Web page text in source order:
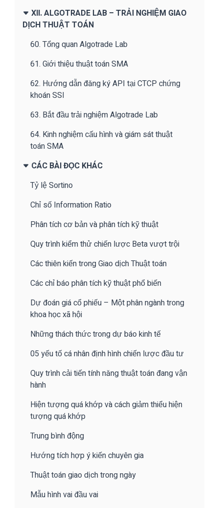
XII. ALGOTRADE LAB – TRẢI NGHIỆM GIAO
DỊCH THUẬT TOÁN
60. Tổng quan Algotrade Lab
61. Giới thiệu thuật toán SMA
62. Hướng dẫn đăng ký API tại CTCP chứng
khoán SSI
63. Bắt đầu trải nghiệm Algotrade Lab
64. Kinh nghiệm cấu hình và giám sát thuật
toán SMA
CÁC BÀI ĐỌC KHÁC
Tỷ lệ Sortino
Chỉ số Information Ratio
Phân tích cơ bản và phân tích kỹ thuật
Quy trình kiểm thử chiến lược Beta vượt trội
Các thiên kiến trong Giao dịch Thuật toán
Các chỉ báo phân tích kỹ thuật phổ biến
Dự đoán giá cổ phiếu – Một phân ngành trong
khoa học xã hội
Những thách thức trong dự báo kinh tế
05 yếu tố cá nhân định hình chiến lược đầu tư
Quy trình cải tiến tính năng thuật toán đang vận
hành
Hiện tượng quá khớp và cách giảm thiểu hiện
tượng quá khớp
Trung bình động
Hướng tích hợp ý kiến chuyên gia
Thuật toán giao dịch trong ngày
Mẫu hình vai đầu vai